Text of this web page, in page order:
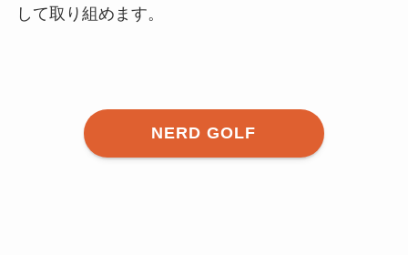
して取り組めます。
NERD GOLF